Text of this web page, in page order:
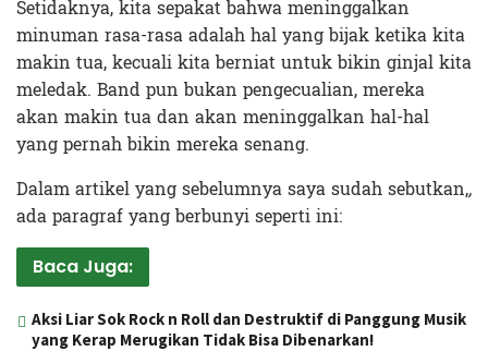
Setidaknya, kita sepakat bahwa meninggalkan
minuman rasa-rasa adalah hal yang bijak ketika kita
makin tua, kecuali kita berniat untuk bikin ginjal kita
meledak. Band pun bukan pengecualian, mereka
akan makin tua dan akan meninggalkan hal-hal
yang pernah bikin mereka senang.
Dalam artikel yang sebelumnya saya sudah sebutkan,,
ada paragraf yang berbunyi seperti ini:
Baca Juga:
Aksi Liar Sok Rock n Roll dan Destruktif di Panggung Musik
yang Kerap Merugikan Tidak Bisa Dibenarkan!